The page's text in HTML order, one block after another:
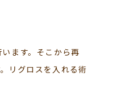
ます。そこから再
リグロスを入れる術